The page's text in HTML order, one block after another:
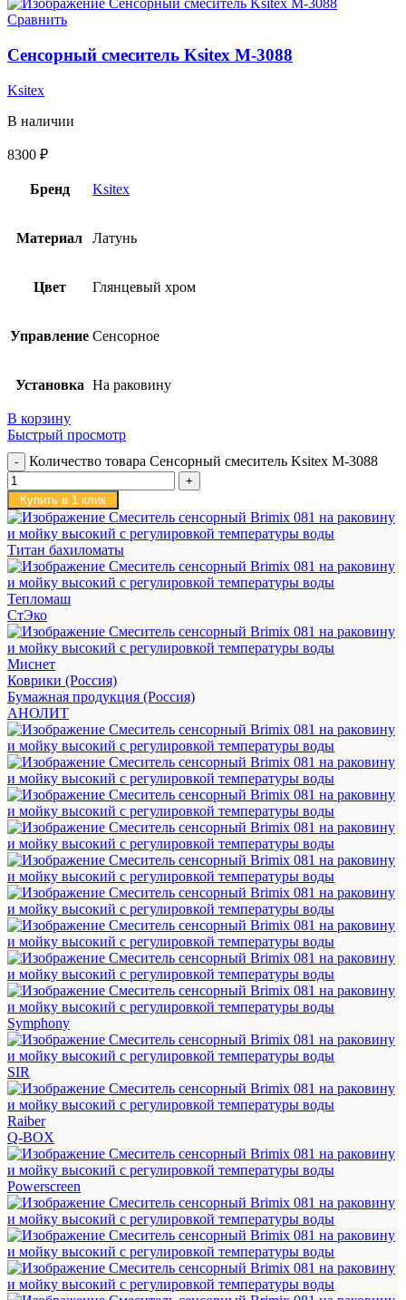
Сравнить
Сенсорный смеситель Ksitex M-3088
Ksitex
В наличии
8300 ₽
Бренд Ksitex
Материал Латунь
Цвет Глянцевый хром
Управление Сенсорное
Установка На раковину
В корзину
Быстрый просмотр
Количество товара Сенсорный смеситель Ksitex M-3088
Купить в 1 клик
Титан бахиломаты
Тепломаш
СтЭко
Миснет
Коврики (Россия)
Бумажная продукция (Россия)
АНОЛИТ
Symphony
SIR
Raiber
Q-BOX
Powerscreen